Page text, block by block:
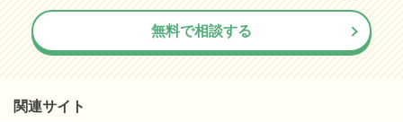
さいたま市西区(参考値) 33.4万円
さいたま市大宮区 25.8万円
さいたま市桜区(参考値) 19.5万円
さいたま市岩槻区
無料で相談する
関連サイト